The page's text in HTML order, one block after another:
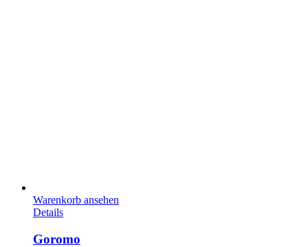
Warenkorb ansehen
Details
Goromo